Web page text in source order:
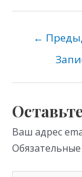
o
kl
as
ni
ki
←
Ваш адрес